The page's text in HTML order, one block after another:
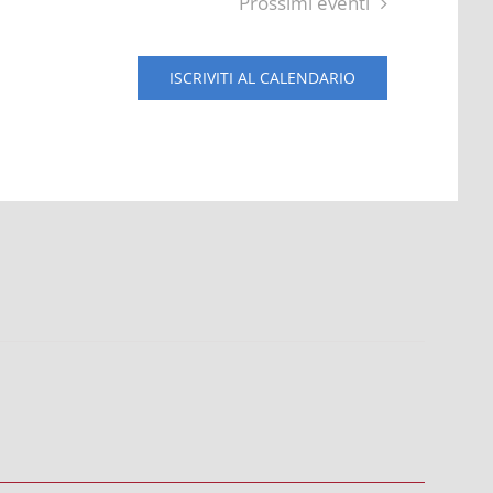
ISCRIVITI AL CALENDARIO